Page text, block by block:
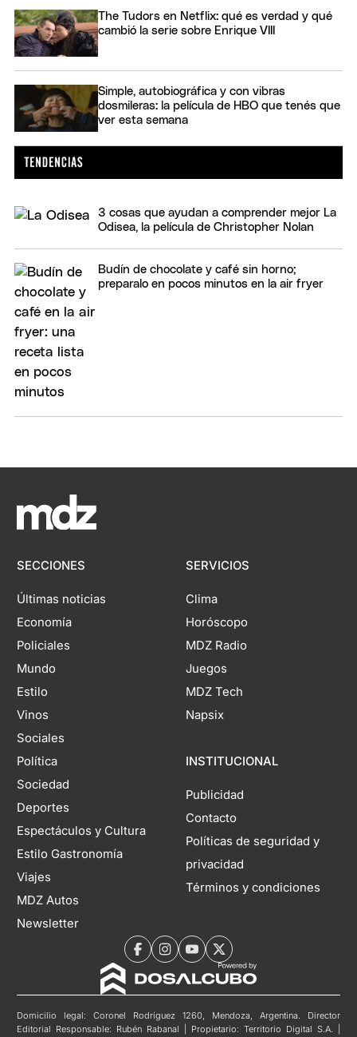
The Tudors en Netflix: qué es verdad y qué
cambió la serie sobre Enrique VIII
Simple, autobiográfica y con vibras
dosmileras: la película de HBO que tenés que
ver esta semana
3 cosas que ayudan a comprender mejor La
Odisea, la película de Christopher Nolan
Budín de chocolate y café sin horno;
preparalo en pocos minutos en la air fryer
SECCIONES
Últimas noticias
Economía
Policiales
Mundo
Estilo
Vinos
Sociales
Política
Sociedad
Deportes
Espectáculos y Cultura
Estilo Gastronomía
Viajes
MDZ Autos
Newsletter
SERVICIOS
Clima
Horóscopo
MDZ Radio
Juegos
MDZ Tech
Napsix
INSTITUCIONAL
Publicidad
Contacto
Políticas de seguridad y
privacidad
Términos y condiciones
Domicilio legal: Coronel Rodríguez 1260, Mendoza, Argentina. Director
Editorial Responsable: Rubén Rabanal | Propietario: Territorio Digital S.A. |